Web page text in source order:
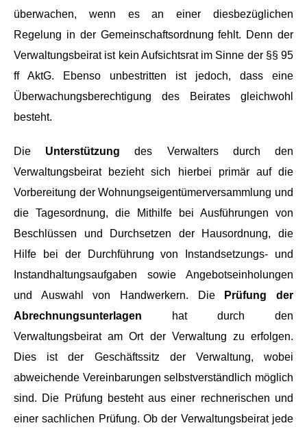
überwachen, wenn es an einer diesbezüglichen
Regelung in der Gemeinschaftsordnung fehlt. Denn der
Verwaltungsbeirat ist kein Aufsichtsrat im Sinne der §§ 95
ff AktG. Ebenso unbestritten ist jedoch, dass eine
Überwachungsberechtigung des Beirates gleichwohl
besteht.
Die Unterstützung des Verwalters durch den
Verwaltungsbeirat bezieht sich hierbei primär auf die
Vorbereitung der Wohnungseigentümerversammlung und
die Tagesordnung, die Mithilfe bei Ausführungen von
Beschlüssen und Durchsetzen der Hausordnung, die
Hilfe bei der Durchführung von Instandsetzungs- und
Instandhaltungsaufgaben sowie Angebotseinholungen
und Auswahl von Handwerkern. Die
Prüfung der
Abrechnungsunterlagen hat durch den
Verwaltungsbeirat am Ort der Verwaltung zu erfolgen.
Dies ist der Geschäftssitz der Verwaltung, wobei
abweichende Vereinbarungen selbstverständlich möglich
sind. Die Prüfung besteht aus einer rechnerischen und
einer sachlichen Prüfung. Ob der Verwaltungsbeirat jede